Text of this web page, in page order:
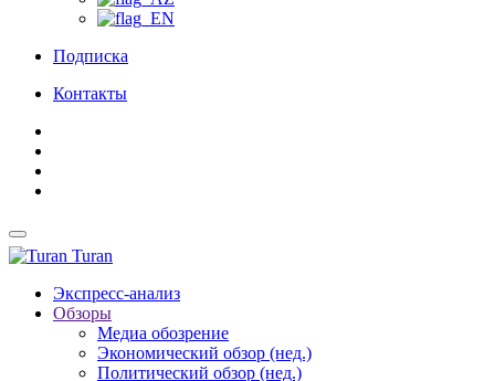
Подписка
Контакты
Turan
Экспресс-анализ
Обзоры
Медиа обозрение
Экономический обзор (нед.)
Политический обзор (нед.)